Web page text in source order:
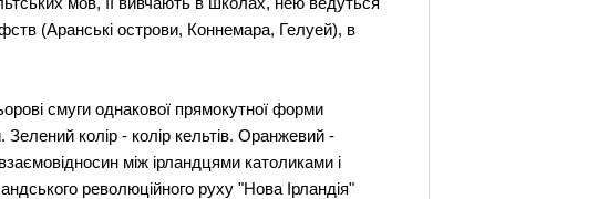
(Аранські острови, Коннемара, Гелуей), в
смуги однакової прямокутної форми
колір - колір кельтів. Оранжевий -
між ірландцями католиками і
революційного руху "Нова Ірландія"